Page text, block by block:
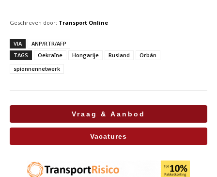
Geschreven door: Transport Online
VIA
ANP/RTR/AFP
TAGS
Oekraïne Hongarije Rusland
Orbán
spionnennetwerk
Vraag & Aanbod
Vacatures